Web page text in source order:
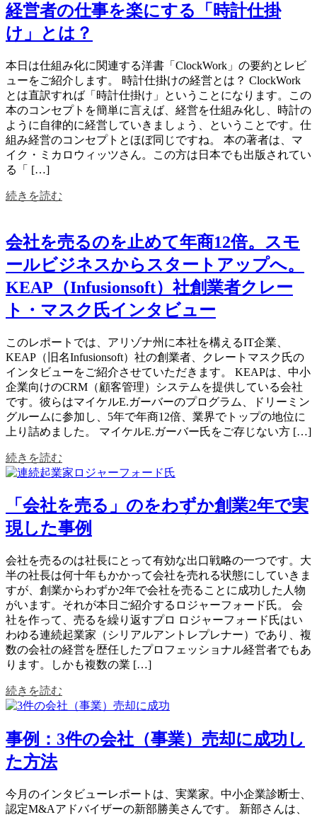
経営者の仕事を楽にする「時計仕掛
け」とは？
本日は仕組み化に関連する洋書「ClockWork」の要約とレビ
ューをご紹介します。 時計仕掛けの経営とは？ ClockWork
とは直訳すれば「時計仕掛け」ということになります。この
本のコンセプトを簡単に言えば、経営を仕組み化し、時計の
ように自律的に経営していきましょう、ということです。仕
組み経営のコンセプトとほぼ同じですね。 本の著者は、マ
イク・ミカロウィッツさん。この方は日本でも出版されてい
る「 […]
続きを読む
会社を売るのを止めて年商12倍。スモ
ールビジネスからスタートアップへ。
KEAP（Infusionsoft）社創業者クレー
ト・マスク氏インタビュー
このレポートでは、アリゾナ州に本社を構えるIT企業、
KEAP（旧名Infusionsoft）社の創業者、クレートマスク氏の
インタビューをご紹介させていただきます。 KEAPは、中小
企業向けのCRM（顧客管理）システムを提供している会社
です。彼らはマイケルE.ガーバーのプログラム、ドリーミン
グルームに参加し、5年で年商12倍、業界でトップの地位に
上り詰めました。 マイケルE.ガーバー氏をご存じない方 […]
続きを読む
「会社を売る」のをわずか創業2年で実
現した事例
会社を売るのは社長にとって有効な出口戦略の一つです。大
半の社長は何十年もかかって会社を売れる状態にしていきま
すが、創業からわずか2年で会社を売ることに成功した人物
がいます。それが本日ご紹介するロジャーフォード氏。 会
社を作って、売るを繰り返すプロ ロジャーフォード氏はい
わゆる連続起業家（シリアルアントレプレナー）であり、複
数の会社の経営を歴任したプロフェッショナル経営者でもあ
ります。しかも複数の業 […]
続きを読む
事例：3件の会社（事業）売却に成功し
た方法
今月のインタビューレポートは、実業家。中小企業診断士、
認定M&Aアドバイザーの新部勝美さんです。 新部さんは、